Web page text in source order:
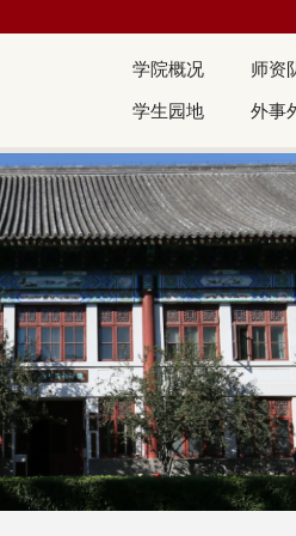
学院概况 师资
学生园地 外事